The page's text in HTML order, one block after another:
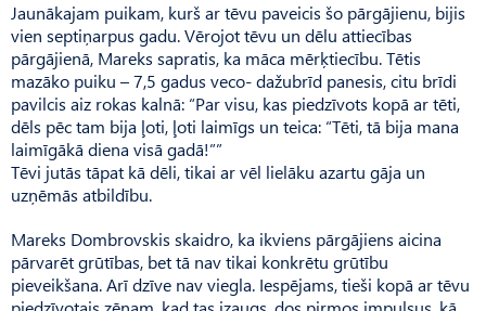
Jaunākajam puikam, kurš ar tēvu paveicis šo pārgājienu, bijis
vien septiņarpus gadu. Vērojot tēvu un dēlu attiecības
pārgājienā, Mareks sapratis, ka māca mērķ­tiecību. Tētis
mazāko puiku – 7,5 gadus veco- dažubrīd panesis, citu brīdi
pavilcis aiz rokas kalnā: “Par visu, kas piedzīvots kopā ar tēti,
dēls pēc tam bija ļoti, ļoti laimīgs un teica: “Tēti, tā bija mana
laimīgākā diena visā gadā!””
Tēvi jutās tāpat kā dēli, tikai ar vēl lielāku azartu gāja un
uzņēmās atbildību.
Mareks Dombrovskis skaidro, ka ikviens pārgājiens aicina
pārvarēt grūtības, bet tā nav tikai konkrētu grūtību
pieveikšana. Arī dzīve nav viegla. Iespējams, tieši kopā ar tēvu